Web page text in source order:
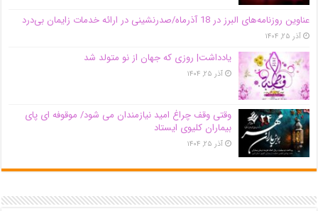
عناوین روزنامه‌های البرز در ‌18 آذرماه/صدرنشینی در ارائه خدمات زایمان بی‌درد
آذر ۲۵, ۱۴۰۴
یادداشت| روزی که جهان از نو متولد شد
آذر ۲۵, ۱۴۰۴
وقتی وقف چراغ امید نیازمندان می شود/ موقوفه ای پای
بیماران کلیوی ایستاد
آذر ۲۵, ۱۴۰۴